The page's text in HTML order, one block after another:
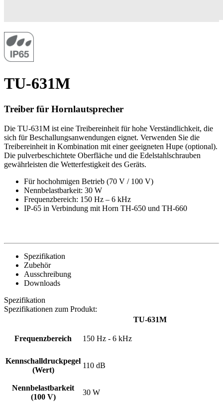
TU-631M
Treiber für Hornlautsprecher
Die TU-631M ist eine Treibereinheit für hohe Verständlichkeit, die
sich für Beschallungsanwendungen eignet. Verwenden Sie die
Treibereinheit in Kombination mit einer geeigneten Hupe (optional).
Die pulverbeschichtete Oberfläche und die Edelstahlschrauben
gewährleisten die Wetterfestigkeit des Geräts.
Für hochohmigen Betrieb (70 V / 100 V)
Nennbelastbarkeit: 30 W
Frequenzbereich: 150 Hz – 6 kHz
IP-65 in Verbindung mit Horn TH-650 und TH-660
Spezifikation
Zubehör
Ausschreibung
Downloads
Spezifikation
Spezifikationen zum Produkt:
TU-631M
Frequenzbereich 150 Hz - 6 kHz
Kennschalldruckpegel
(Wert)
110 dB
Nennbelastbarkeit
(100 V)
30 W